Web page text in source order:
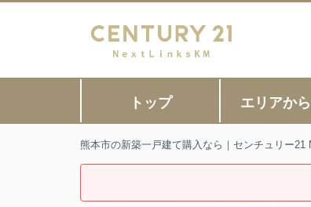
トップ エリアか
熊本市の新築一戸建て購入なら｜センチュリー21